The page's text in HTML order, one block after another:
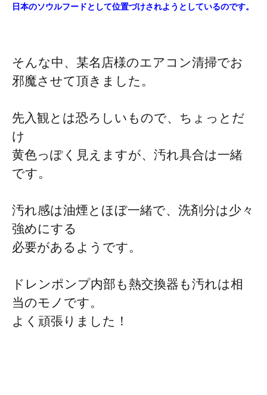
日本のソウルフードとして位置づけされようとしているのです。
そんな中、某名店様のエアコン清掃でお
邪魔させて頂きました。
先入観とは恐ろしいもので、ちょっとだ
け
黄色っぽく見えますが、汚れ具合は一緒
です。
汚れ感は油煙とほぼ一緒で、洗剤分は少々
強めにする
必要があるようです。
ドレンポンプ内部も熱交換器も汚れは相
当のモノです。
よく頑張りました！